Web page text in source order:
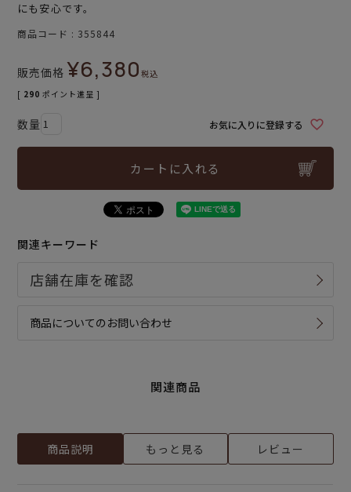
にも安心です。
商品コード 355844
販売価格 ¥6,380税込
[ 290 ポイント進呈 ]
お気に入りに登録する
カートに入れる
関連キーワード
商品についてのお問い合わせ
関連商品
商品説明 もっと見る レビュー